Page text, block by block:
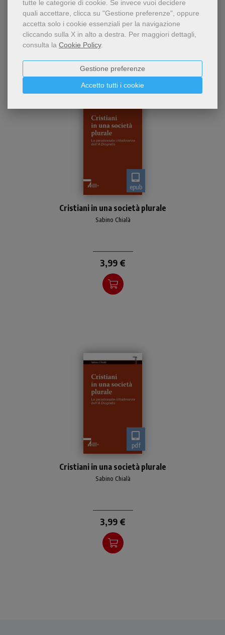
tutte le categorie di cookie. Se invece vuoi decidere
quali accettare, clicca su "Gestione preferenze", oppure
accetta solo i cookie essenziali per la navigazione
cliccando sulla X in alto a destra. Per maggiori dettagli,
consulta la Cookie Policy.
Accetto tutti i cookie
Gestione preferenze
5,49 €
epub
Diogneto" (II secolo d
Cristiani in una società plurale
Sabino Chialà
3,99 €
pdf
Diogneto" (II secolo d
Cristiani in una società plurale
Sabino Chialà
3,99 €